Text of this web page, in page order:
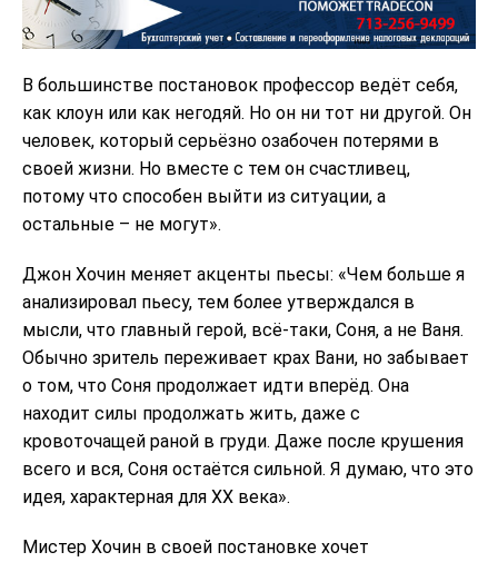
В большинстве постановок профессор ведёт себя,
как клоун или как негодяй. Но он ни тот ни другой. Он
человек, который серьёзно озабочен потерями в
своей жизни. Но вместе с тем он счастливец,
потому что способен выйти из ситуации, а
остальные – не могут».
Джон Хочин меняет акценты пьесы: «Чем больше я
анализировал пьесу, тем более утверждался в
мысли, что главный герой, всё-таки, Соня, а не Ваня.
Обычно зритель переживает крах Вани, но забывает
о том, что Соня продолжает идти вперёд. Она
находит силы продолжать жить, даже с
кровоточащей раной в груди. Даже после крушения
всего и вся, Соня остаётся сильной. Я думаю, что это
идея, характерная для ХХ века».
Мистер Хочин в своей постановке хочет